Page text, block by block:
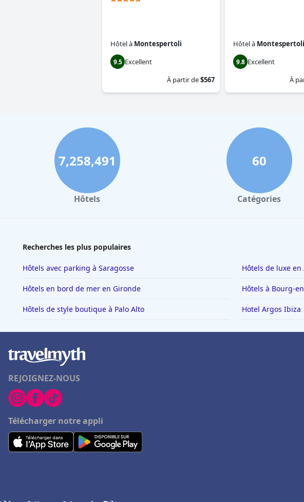
Hôtelà Montespertoli
9.5 Excellent
À partir de$567
Hôtelà Montespertoli
9.8 Excellent
À
7,258,491
Hôtels
60
Catégories
Recherches les plus populaires
Hôtels avec parking à Saragosse Hôtels de luxe
Hôtels en bord de mer en Gironde Hôtels à Bourg-
Hôtels de style boutique à Palo Alto Hotel Argos Ibiza
REJOIGNEZ-NOUS
Télécharger notre appli